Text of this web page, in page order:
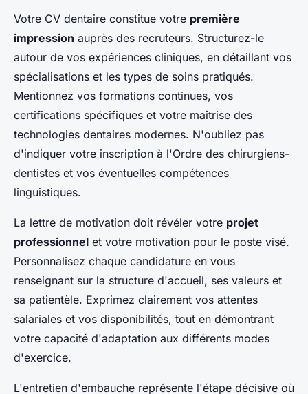
Votre CV dentaire constitue votre première
impression auprès des recruteurs. Structurez-le
autour de vos expériences cliniques, en détaillant vos
spécialisations et les types de soins pratiqués.
Mentionnez vos formations continues, vos
certifications spécifiques et votre maîtrise des
technologies dentaires modernes. N'oubliez pas
d'indiquer votre inscription à l'Ordre des chirurgiens-
dentistes et vos éventuelles compétences
linguistiques.
La lettre de motivation doit révéler votre projet
professionnel et votre motivation pour le poste visé.
Personnalisez chaque candidature en vous
renseignant sur la structure d'accueil, ses valeurs et
sa patientèle. Exprimez clairement vos attentes
salariales et vos disponibilités, tout en démontrant
votre capacité d'adaptation aux différents modes
d'exercice.
L'entretien d'embauche représente l'étape décisive où